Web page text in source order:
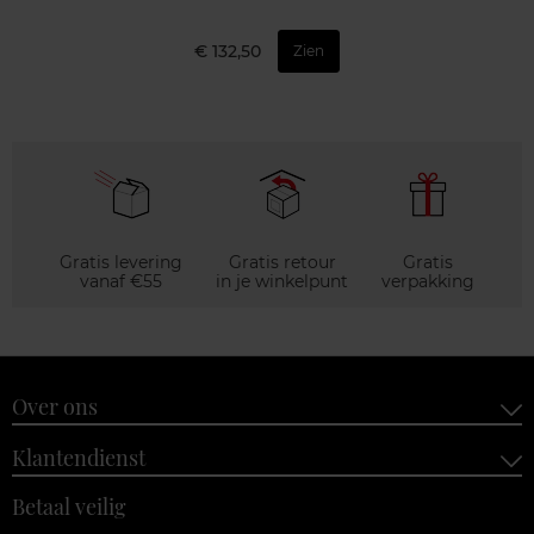
€ 132,50 Zien
Gratis levering
vanaf €55
Gratis retour
in je winkelpunt
Gratis
verpakking
Over ons
Klantendienst
Betaal veilig